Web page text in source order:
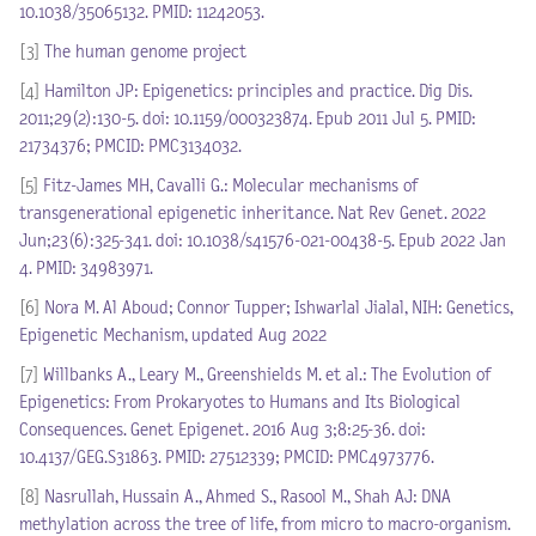
10.1038/35065132. PMID: 11242053.
[3] The human genome project
[4]
Hamilton JP: Epigenetics: principles and practice. Dig Dis.
2011;29(2):130-5. doi: 10.1159/000323874. Epub 2011 Jul 5. PMID:
21734376; PMCID: PMC3134032.
[5]
Fitz-James MH, Cavalli G.: Molecular mechanisms of
transgenerational epigenetic inheritance. Nat Rev Genet. 2022
Jun;23(6):325-341. doi: 10.1038/s41576-021-00438-5. Epub 2022 Jan
4. PMID: 34983971.
[6]
Nora M. Al Aboud; Connor Tupper; Ishwarlal Jialal, NIH: Genetics,
Epigenetic Mechanism, updated Aug 2022
[7] Willbanks A., Leary M., Greenshields M. et al.: The Evolution of
Epigenetics: From Prokaryotes to Humans and Its Biological
Consequences. Genet Epigenet. 2016 Aug 3;8:25-36. doi:
10.4137/GEG.S31863. PMID: 27512339; PMCID: PMC4973776.
[8]
Nasrullah, Hussain A., Ahmed S., Rasool M., Shah AJ: DNA
methylation across the tree of life, from micro to macro-organism.